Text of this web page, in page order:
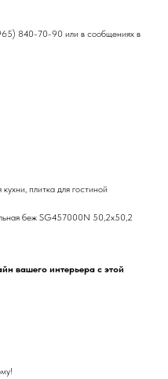
840-70-90 или в сообщениях в
плитка для гостиной
беж SG457000N 50,2х50,2
вашего интерьера с этой